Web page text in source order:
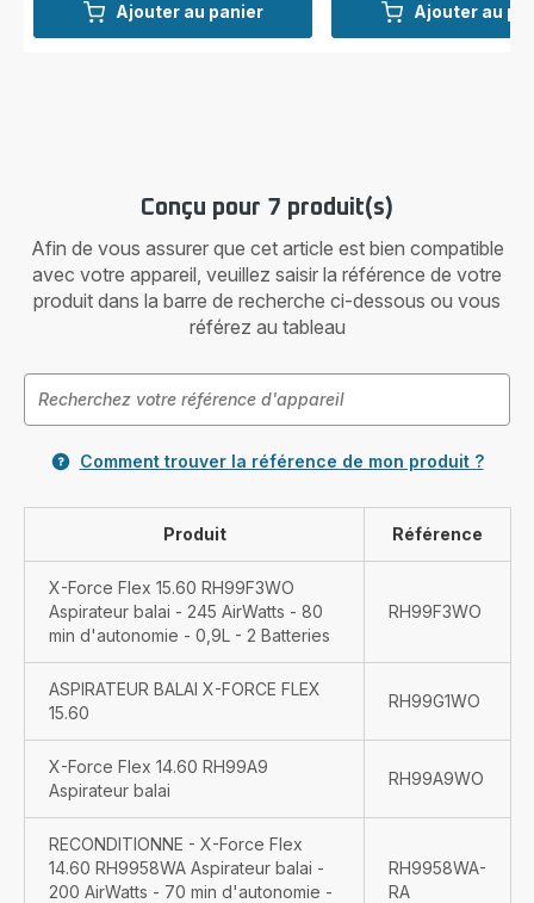
Ajouter au panier Ajouter au
Conçu pour 7 produit(s)
Afin de vous assurer que cet article est bien compatible
avec votre appareil, veuillez saisir la référence de votre
produit dans la barre de recherche ci-dessous ou vous
référez au tableau
Comment trouver la référence de mon produit ?
Produit Référence
X-Force Flex 15.60 RH99F3WO
Aspirateur balai - 245 AirWatts - 80
min d'autonomie - 0,9L - 2 Batteries
RH99F3WO
ASPIRATEUR BALAI X-FORCE FLEX
15.60
RH99G1WO
X-Force Flex 14.60 RH99A9
Aspirateur balai
RH99A9WO
RECONDITIONNE - X-Force Flex
14.60 RH9958WA Aspirateur balai -
200 AirWatts - 70 min d'autonomie -
RH9958WA-
RA